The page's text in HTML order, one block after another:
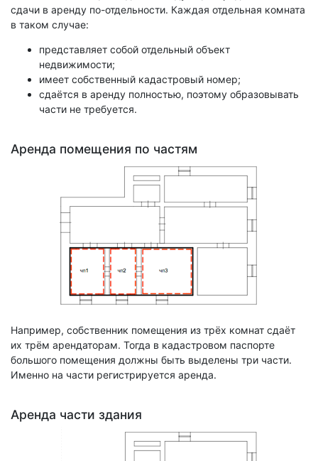
сдачи в аренду по-отдельности. Каждая отдельная комната
в таком случае:
представляет собой отдельный объект
недвижимости;
имеет собственный кадастровый номер;
сдаётся в аренду полностью, поэтому образовывать
части не требуется.
Аренда помещения по частям
Например, собственник помещения из трёх комнат сдаёт
их трём арендаторам. Тогда в кадастровом паспорте
большого помещения должны быть выделены три части.
Именно на части регистрируется аренда.
Аренда части здания